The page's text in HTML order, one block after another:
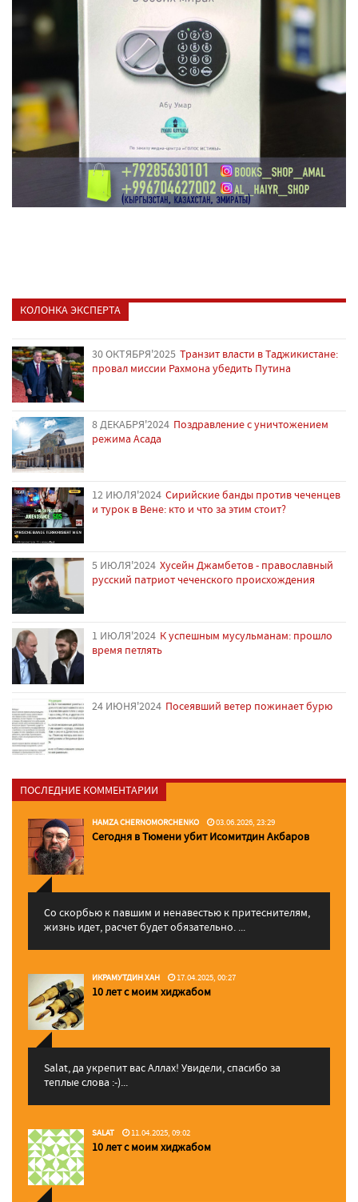
КОЛОНКА ЭКСПЕРТА
30 ОКТЯБРЯ'2025 Транзит власти в Таджикистане:
провал миссии Рахмона убедить Путина
8 ДЕКАБРЯ'2024 Поздравление с уничтожением
режима Асада
12 ИЮЛЯ'2024 Сирийские банды против чеченцев
и турок в Вене: кто и что за этим стоит?
5 ИЮЛЯ'2024 Хусейн Джамбетов - православный
русский патриот чеченского происхождения
1 ИЮЛЯ'2024 К успешным мусульманам: прошло
время петлять
24 ИЮНЯ'2024 Посеявший ветер пожинает бурю
ПОСЛЕДНИЕ КОММЕНТАРИИ
HAMZA CHERNOMORCHENKO 03.06.2026, 23:29
Сегодня в Тюмени убит Исомитдин Акбаров
Со скорбью к павшим и ненавестью к притеснителям,
жизнь идет, расчет будет обязательно. ...
ИКРАМУТДИН ХАН 17.04.2025, 00:27
10 лет с моим хиджабом
Salat, да укрепит вас Аллаx! Увидели, спасибо за
теплые слова :-)...
SALAT 11.04.2025, 09:02
10 лет с моим хиджабом